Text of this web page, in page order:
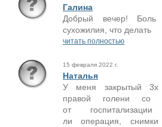
Галина
Добрый вечер! Боль
сухожилия, что делать
читать полностью
15 февраля 2022 г.
Наталья
У меня закрытый 3х
правой голени со
от
ли операция,